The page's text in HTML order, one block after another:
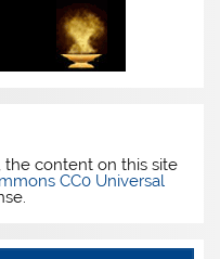
the content on this site
CC0 Universal